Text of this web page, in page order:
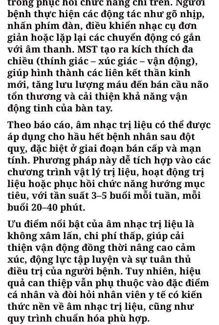
bệnh thực hiện các động tác như gõ nhịp,
nhấn phím đàn, điều khiển nhạc cụ đơn
giản hoặc lặp lại các chuyển động có gắn
với âm thanh. MST tạo ra kích thích đa
chiều (thính giác – xúc giác – vận động),
giúp hình thành các liên kết thần kinh
mới, tăng lưu lượng máu đến bán cầu não
tổn thương và cải thiện khả năng vận
động tinh của bàn tay.
Theo báo cáo, âm nhạc trị liệu có thể được
áp dụng cho hầu hết bệnh nhân sau đột
quỵ, đặc biệt ở giai đoạn bán cấp và mạn
tính. Phương pháp này dễ tích hợp vào các
chương trình vật lý trị liệu, hoạt động trị
liệu hoặc phục hồi chức năng hướng mục
tiêu, với tần suất 3–5 buổi mỗi tuần, mỗi
buổi 20–40 phút.
Ưu điểm nổi bật của âm nhạc trị liệu là
không xâm lấn, chi phí thấp, giúp cải
thiện vận động đồng thời nâng cao cảm
xúc, động lực tập luyện và sự tuân thủ
điều trị của người bệnh. Tuy nhiên, hiệu
quả can thiệp vẫn phụ thuộc vào đặc điểm
cá nhân và đòi hỏi nhân viên y tế có kiến
thức nền về âm nhạc trị liệu, cũng như
quy trình chuẩn hóa phù hợp.